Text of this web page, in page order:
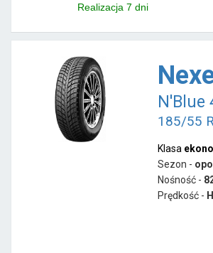
Realizacja 7 dni
N'Blue
185/55
Klasa
Sezon -
Nośność -
Prędkość - H